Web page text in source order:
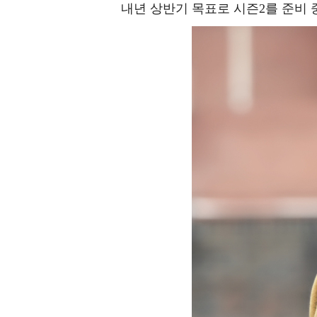
내년 상반기 목표로 시즌2를 준비